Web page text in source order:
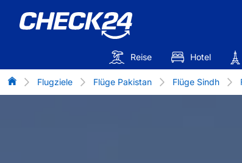
Reise Hotel
Flug-Vergleich
Flugziele Flüge Pakistan Flüge Sindh